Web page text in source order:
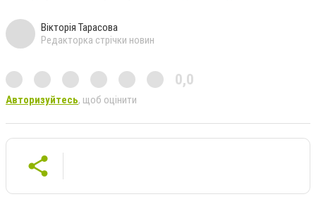
Вікторія Тарасова
Редакторка стрічки новин
0,0
Авторизуйтесь, щоб оцінити